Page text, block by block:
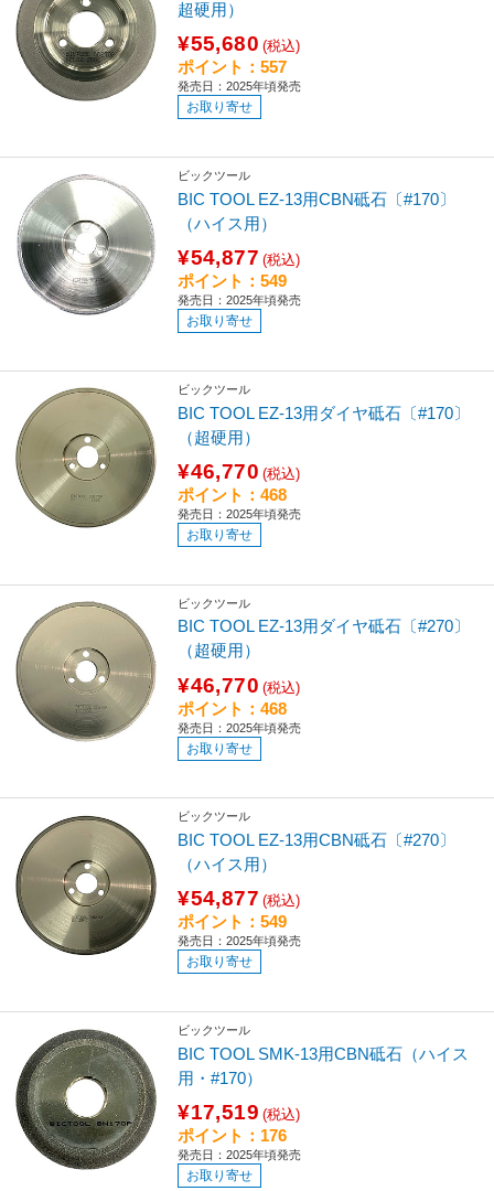
超硬用）
¥55,680 (税込)
ポイント：557
発売日：2025年頃発売
お取り寄せ
ビックツール
BIC TOOL EZ-13用CBN砥石〔#170〕
（ハイス用）
¥54,877 (税込)
ポイント：549
発売日：2025年頃発売
お取り寄せ
ビックツール
BIC TOOL EZ-13用ダイヤ砥石〔#170〕
（超硬用）
¥46,770 (税込)
ポイント：468
発売日：2025年頃発売
お取り寄せ
ビックツール
BIC TOOL EZ-13用ダイヤ砥石〔#270〕
（超硬用）
¥46,770 (税込)
ポイント：468
発売日：2025年頃発売
お取り寄せ
ビックツール
BIC TOOL EZ-13用CBN砥石〔#270〕
（ハイス用）
¥54,877 (税込)
ポイント：549
発売日：2025年頃発売
お取り寄せ
ビックツール
BIC TOOL SMK-13用CBN砥石（ハイス
用・#170）
¥17,519 (税込)
ポイント：176
発売日：2025年頃発売
お取り寄せ